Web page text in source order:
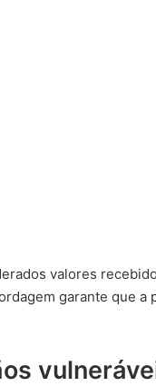
valores
garante que a